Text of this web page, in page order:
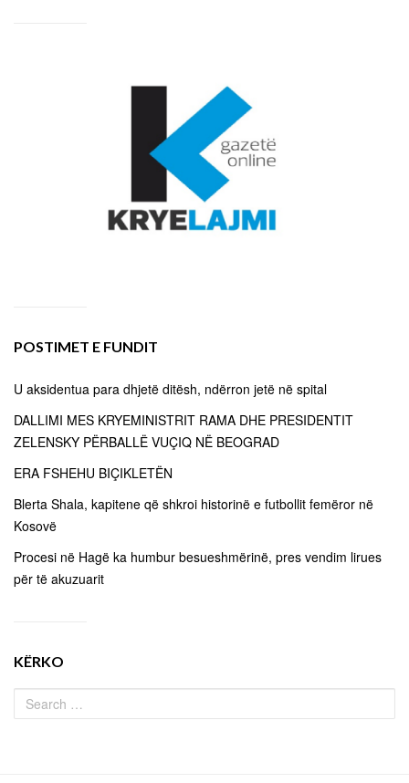
POSTIMET E FUNDIT
U aksidentua para dhjetë ditësh, ndërron jetë në spital
DALLIMI MES KRYEMINISTRIT RAMA DHE PRESIDENTIT
ZELENSKY PËRBALLË VUÇIQ NË BEOGRAD
ERA FSHEHU BIÇIKLETËN
Blerta Shala, kapitene që shkroi historinë e futbollit femëror në
Kosovë
Procesi në Hagë ka humbur besueshmërinë, pres vendim lirues
për të akuzuarit
KËRKO